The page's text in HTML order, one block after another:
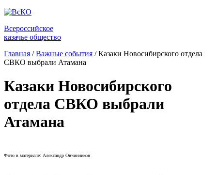
Всероссийское
казачье общество
Главная / Важные события / Казаки Новосибирского отдела
СВКО выбрали Атамана
Казаки Новосибирского
отдела СВКО выбрали
Атамана
Фото в материале: Александр Овчинников